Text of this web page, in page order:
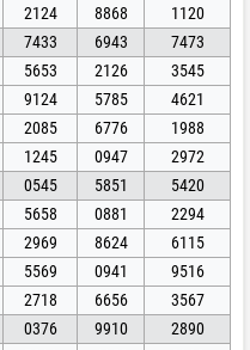
2124 8868
1120
7433 6943
7473
5653 2126
3545
9124 5785
4621
2085 6776
1988
1245 0947
2972
0545 5851
5420
5658 0881
2294
2969 8624
6115
5569 0941
9516
2718 6656
3567
0376 9910
2890